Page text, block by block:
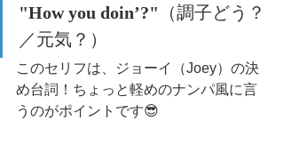
"How you doin’?" （調子どう？
／元気？）
このセリフは、ジョーイ（Joey）の決
め台詞！ちょっと軽めのナンパ風に言
うのがポイントです😎